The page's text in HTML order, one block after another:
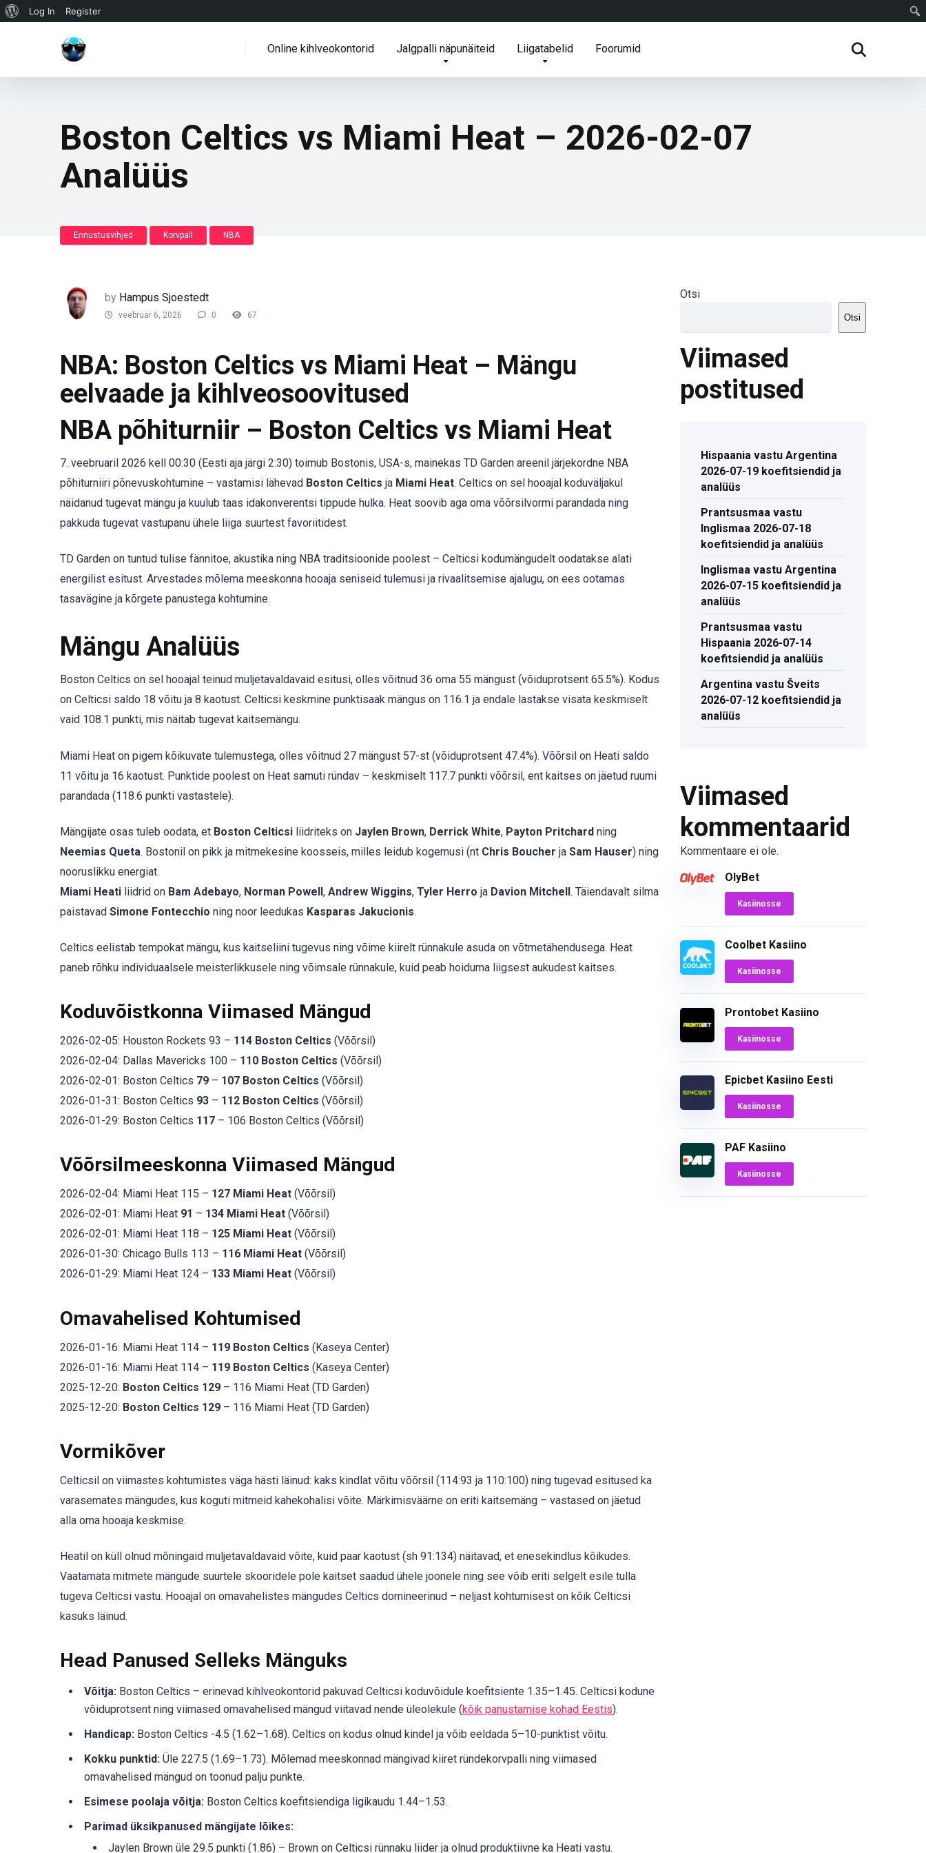
WordPressi
Log In Register
Online kihlveokontorid Jalgpalli näpunäiteid Liigatabelid Foorumid
Boston Celtics vs Miami Heat – 2026-02-07
Analüüs
Ennustusvihjed Korvpall NBA
by Hampus Sjoestedt
veebruar 6, 2026 0 67
NBA: Boston Celtics vs Miami Heat – Mängu
eelvaade ja kihlveosoovitused
NBA põhiturniir – Boston Celtics vs Miami Heat
7. veebruaril 2026 kell 00:30 (Eesti aja järgi 2:30) toimub Bostonis, USA-s, mainekas TD Garden areenil järjekordne NBA
põhiturniiri põnevuskohtumine – vastamisi lähevad Boston Celtics ja Miami Heat. Celtics on sel hooajal koduväljakul
näidanud tugevat mängu ja kuulub taas idakonverentsi tippude hulka. Heat soovib aga oma võõrsilvormi parandada ning
pakkuda tugevat vastupanu ühele liiga suurtest favoriitidest.
TD Garden on tuntud tulise fännitoe, akustika ning NBA traditsioonide poolest – Celticsi kodumängudelt oodatakse alati
energilist esitust. Arvestades mõlema meeskonna hooaja seniseid tulemusi ja rivaalitsemise ajalugu, on ees ootamas
tasavägine ja kõrgete panustega kohtumine.
Mängu Analüüs
Boston Celtics on sel hooajal teinud muljetavaldavaid esitusi, olles võitnud 36 oma 55 mängust (võiduprotsent 65.5%). Kodus
on Celticsi saldo 18 võitu ja 8 kaotust. Celticsi keskmine punktisaak mängus on 116.1 ja endale lastakse visata keskmiselt
vaid 108.1 punkti, mis näitab tugevat kaitsemängu.
Miami Heat on pigem kõikuvate tulemustega, olles võitnud 27 mängust 57-st (võiduprotsent 47.4%). Võõrsil on Heati saldo
11 võitu ja 16 kaotust. Punktide poolest on Heat samuti ründav – keskmiselt 117.7 punkti võõrsil, ent kaitses on jäetud ruumi
parandada (118.6 punkti vastastele).
Mängijate osas tuleb oodata, et Boston Celticsi liidriteks on Jaylen Brown, Derrick White, Payton Pritchard ning
Neemias Queta. Bostonil on pikk ja mitmekesine koosseis, milles leidub kogemusi (nt Chris Boucher ja Sam Hauser) ning
nooruslikku energiat.
Miami Heati liidrid on Bam Adebayo, Norman Powell, Andrew Wiggins, Tyler Herro ja Davion Mitchell. Täiendavalt silma
paistavad Simone Fontecchio ning noor leedukas Kasparas Jakucionis.
Celtics eelistab tempokat mängu, kus kaitseliini tugevus ning võime kiirelt rünnakule asuda on võtmetähendusega. Heat
paneb rõhku individuaalsele meisterlikkusele ning võimsale rünnakule, kuid peab hoiduma liigsest aukudest kaitses.
Koduvõistkonna Viimased Mängud
2026-02-05: Houston Rockets 93 – 114 Boston Celtics (Võõrsil)
2026-02-04: Dallas Mavericks 100 – 110 Boston Celtics (Võõrsil)
2026-02-01: Boston Celtics 79 – 107 Boston Celtics (Võõrsil)
2026-01-31: Boston Celtics 93 – 112 Boston Celtics (Võõrsil)
2026-01-29: Boston Celtics 117 – 106 Boston Celtics (Võõrsil)
Võõrsilmeeskonna Viimased Mängud
2026-02-04: Miami Heat 115 – 127 Miami Heat (Võõrsil)
2026-02-01: Miami Heat 91 – 134 Miami Heat (Võõrsil)
2026-02-01: Miami Heat 118 – 125 Miami Heat (Võõrsil)
2026-01-30: Chicago Bulls 113 – 116 Miami Heat (Võõrsil)
2026-01-29: Miami Heat 124 – 133 Miami Heat (Võõrsil)
Omavahelised Kohtumised
2026-01-16: Miami Heat 114 – 119 Boston Celtics (Kaseya Center)
2026-01-16: Miami Heat 114 – 119 Boston Celtics (Kaseya Center)
2025-12-20: Boston Celtics 129 – 116 Miami Heat (TD Garden)
2025-12-20: Boston Celtics 129 – 116 Miami Heat (TD Garden)
Vormikõver
Celticsil on viimastes kohtumistes väga hästi läinud: kaks kindlat võitu võõrsil (114:93 ja 110:100) ning tugevad esitused ka
varasemates mängudes, kus koguti mitmeid kahekohalisi võite. Märkimisväärne on eriti kaitsemäng – vastased on jäetud
alla oma hooaja keskmise.
Heatil on küll olnud mõningaid muljetavaldavaid võite, kuid paar kaotust (sh 91:134) näitavad, et enesekindlus kõikudes.
Vaatamata mitmete mängude suurtele skooridele pole kaitset saadud ühele joonele ning see võib eriti selgelt esile tulla
tugeva Celticsi vastu. Hooajal on omavahelistes mängudes Celtics domineerinud – neljast kohtumisest on kõik Celticsi
kasuks läinud.
Head Panused Selleks Mänguks
Võitja: Boston Celtics – erinevad kihlveokontorid pakuvad Celticsi koduvõidule koefitsiente 1.35–1.45. Celticsi kodune
võiduprotsent ning viimased omavahelised mängud viitavad nende üleolekule (kõik panustamise kohad Eestis).
Handicap: Boston Celtics -4.5 (1.62–1.68). Celtics on kodus olnud kindel ja võib eeldada 5–10-punktist võitu.
Kokku punktid: Üle 227.5 (1.69–1.73). Mõlemad meeskonnad mängivad kiiret ründekorvpalli ning viimased
omavahelised mängud on toonud palju punkte.
Esimese poolaja võitja: Boston Celtics koefitsiendiga ligikaudu 1.44–1.53.
Parimad üksikpanused mängijate lõikes:
Jaylen Brown üle 29.5 punkti (1.86) – Brown on Celticsi rünnaku liider ja olnud produktiivne ka Heati vastu.
Otsi
Otsi
Viimased
postitused
Hispaania vastu Argentina
2026-07-19 koefitsiendid ja
analüüs
Prantsusmaa vastu
Inglismaa 2026-07-18
koefitsiendid ja analüüs
Inglismaa vastu Argentina
2026-07-15 koefitsiendid ja
analüüs
Prantsusmaa vastu
Hispaania 2026-07-14
koefitsiendid ja analüüs
Argentina vastu Šveits
2026-07-12 koefitsiendid ja
analüüs
Viimased
kommentaarid
Kommentaare ei ole.
OlyBet
Kasiinosse
Coolbet Kasiino
Kasiinosse
Prontobet Kasiino
Kasiinosse
Epicbet Kasiino Eesti
Kasiinosse
PAF Kasiino
Kasiinosse